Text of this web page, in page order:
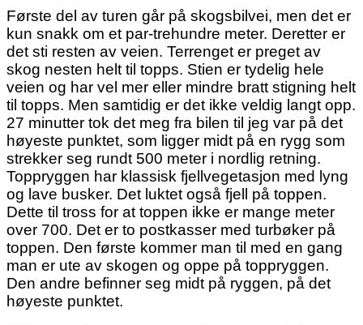
Første del av turen går på skogsbilvei, men det er
kun snakk om et par-trehundre meter. Deretter er
det sti resten av veien. Terrenget er preget av
skog nesten helt til topps. Stien er tydelig hele
veien og har vel mer eller mindre bratt stigning helt
til topps. Men samtidig er det ikke veldig langt opp.
27 minutter tok det meg fra bilen til jeg var på det
høyeste punktet, som ligger midt på en rygg som
strekker seg rundt 500 meter i nordlig retning.
Toppryggen har klassisk fjellvegetasjon med lyng
og lave busker. Det luktet også fjell på toppen.
Dette til tross for at toppen ikke er mange meter
over 700. Det er to postkasser med turbøker på
toppen. Den første kommer man til med en gang
man er ute av skogen og oppe på toppryggen.
Den andre befinner seg midt på ryggen, på det
høyeste punktet.